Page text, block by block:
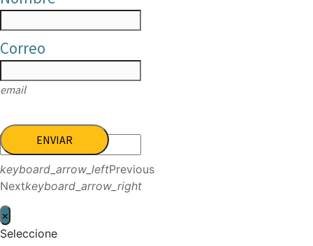
Correo
email
ENVIAR
keyboard_arrow_leftPrevious
Nextkeyboard_arrow_right
×
Seleccione